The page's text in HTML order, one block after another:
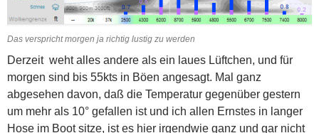
Das verspricht morgen ja richtig lustig zu werden
Derzeit weht alles andere als ein laues Lüftchen, und für
morgen sind bis 55kts in Böen angesagt. Mal ganz
abgesehen davon, daß die Temperatur gegenüber gestern
um mehr als 10° gefallen ist und ich allen Ernstes in langer
Hose im Boot sitze, ist es hier irgendwie ganz und gar nicht